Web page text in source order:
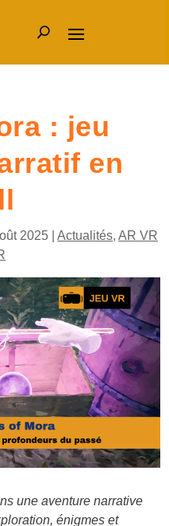
: jeu
en
2025 |Actualités,AR VR
une aventure narrative
énigmes et